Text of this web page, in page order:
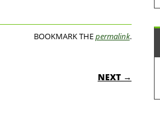
BOOKMARK THEpermalink.
NEXT →